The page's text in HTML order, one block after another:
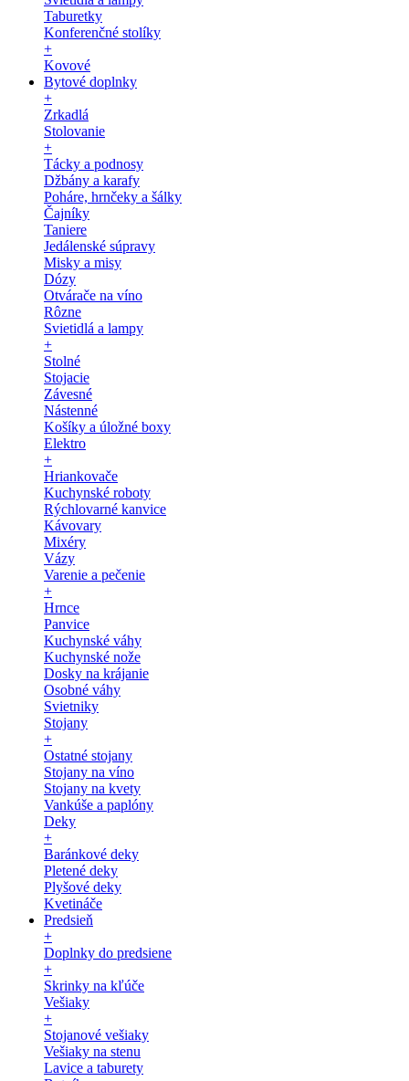
Taburetky
Konferenčné stolíky
+
Kovové
Bytové doplnky
+
Zrkadlá
Stolovanie
+
Tácky a podnosy
Džbány a karafy
Poháre, hrnčeky a šálky
Čajníky
Taniere
Jedálenské súpravy
Misky a misy
Dózy
Otvárače na víno
Rôzne
Svietidlá a lampy
+
Stolné
Stojacie
Závesné
Nástenné
Košíky a úložné boxy
Elektro
+
Hriankovače
Kuchynské roboty
Rýchlovarné kanvice
Kávovary
Mixéry
Vázy
Varenie a pečenie
+
Hrnce
Panvice
Kuchynské váhy
Kuchynské nože
Dosky na krájanie
Osobné váhy
Svietniky
Stojany
+
Ostatné stojany
Stojany na víno
Stojany na kvety
Vankúše a paplóny
Deky
+
Baránkové deky
Pletené deky
Plyšové deky
Kvetináče
Predsieň
+
Doplnky do predsiene
+
Skrinky na kľúče
Vešiaky
+
Stojanové vešiaky
Vešiaky na stenu
Lavice a taburety